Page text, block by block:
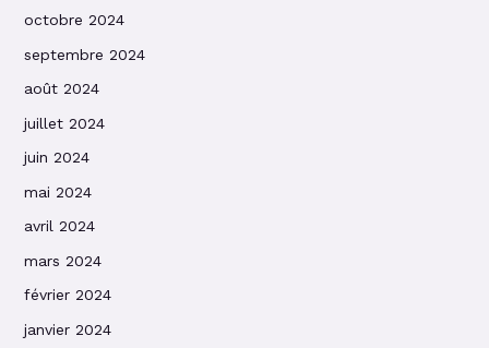
octobre 2024
septembre 2024
août 2024
juillet 2024
juin 2024
mai 2024
avril 2024
mars 2024
février 2024
janvier 2024